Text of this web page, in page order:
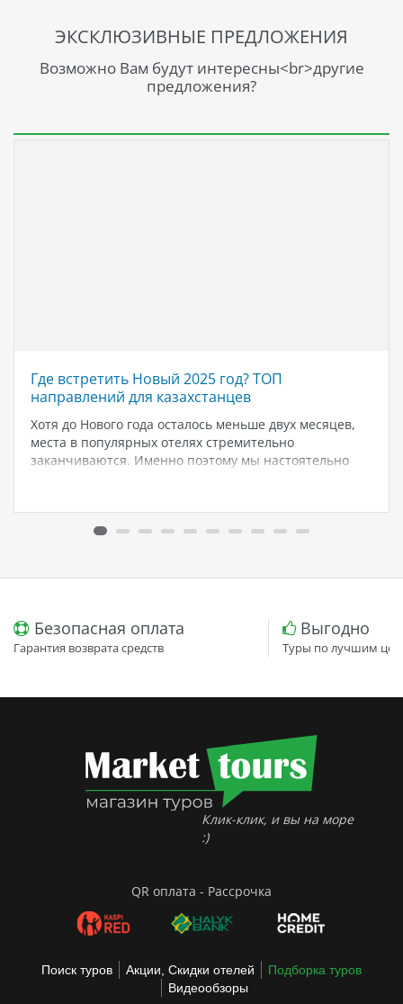
ЭКСКЛЮЗИВНЫЕ ПРЕДЛОЖЕНИЯ
Возможно Вам будут интересны<br>другие
предложения?
Где встретить Новый 2025 год? ТОП
направлений для казахстанцев
Хотя до Нового года осталось меньше двух месяцев,
места в популярных отелях стремительно
заканчиваются. Именно поэтому мы настоятельно
чтобы избежать разочарований и найти идеальные
варианты для празднования. На сегодняшний день…
Безопасная оплата
Гарантия возврата средств
Выгодно
Туры по лучшим
Клик-клик, и вы на море
:)
QR оплата - Рассрочка
Поиск туров Акции, Скидки отелей
Подборка туров
Видеообзоры